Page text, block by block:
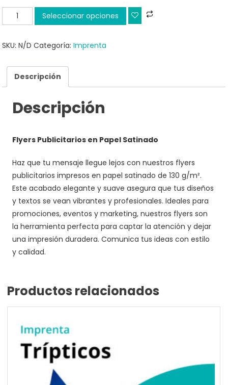
Flyer
cantidad
Seleccionar opciones
SKU:N/D Categoría:Imprenta
Descripción
Descripción
Flyers Publicitarios en Papel Satinado
Haz que tu mensaje llegue lejos con nuestros flyers
publicitarios impresos en papel satinado de 130 g/m².
Este acabado elegante y suave asegura que tus diseños
y textos se vean vibrantes y profesionales. Ideales para
promociones, eventos y marketing, nuestros flyers son
la herramienta perfecta para captar la atención y dejar
una impresión duradera. Comunica tus ideas con estilo
y calidad.
Productos relacionados